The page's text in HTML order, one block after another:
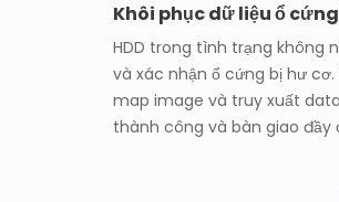
Khôi phục dữ liệu ổ
HDD trong tình trạng không
và xác nhận ổ cứng bị hư
map image và truy xuất
thành công và bàn giao đầy